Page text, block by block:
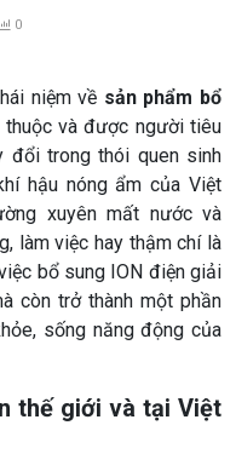
0
niệm về sản phẩm bổ
thuộc và được người tiêu
đổi trong thói quen sinh
hậu nóng ẩm của Việt
xuyên mất nước và
làm việc hay thậm chí là
bổ sung ION điện giải
còn trở thành một phần
sống năng động của
thế giới và tại Việt